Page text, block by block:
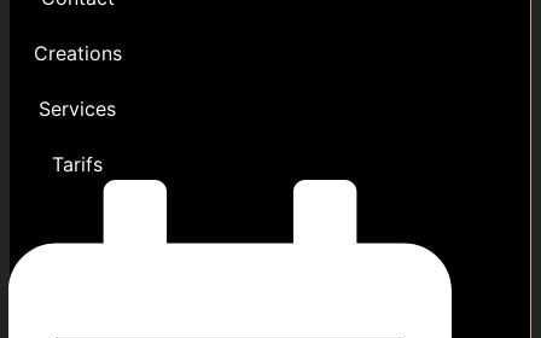
Creations
Services
Tarifs